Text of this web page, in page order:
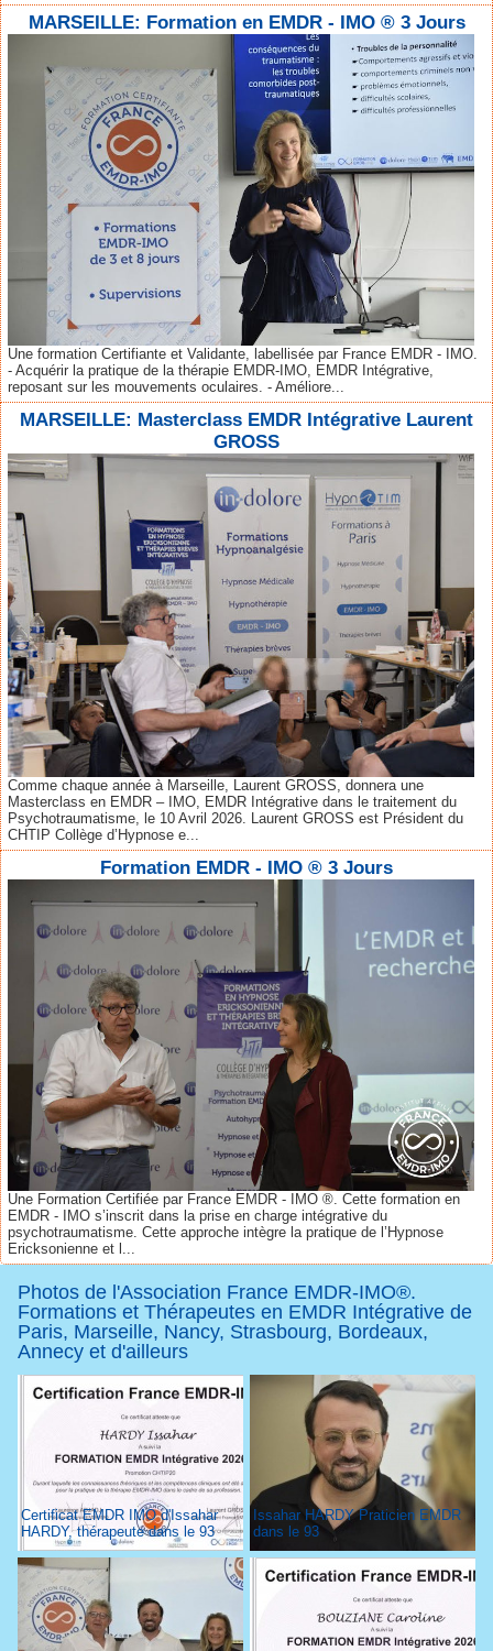
MARSEILLE: Formation en EMDR - IMO ® 3 Jours
Une formation Certifiante et Validante, labellisée par France EMDR - IMO.
- Acquérir la pratique de la thérapie EMDR-IMO, EMDR Intégrative,
reposant sur les mouvements oculaires. - Améliore...
MARSEILLE: Masterclass EMDR Intégrative Laurent
GROSS
Comme chaque année à Marseille, Laurent GROSS, donnera une
Masterclass en EMDR – IMO, EMDR Intégrative dans le traitement du
Psychotraumatisme, le 10 Avril 2026. Laurent GROSS est Président du
CHTIP Collège d’Hypnose e...
Formation EMDR - IMO ® 3 Jours
Une Formation Certifiée par France EMDR - IMO ®. Cette formation en
EMDR - IMO s’inscrit dans la prise en charge intégrative du
psychotraumatisme. Cette approche intègre la pratique de l’Hypnose
Ericksonienne et l...
Photos de l'Association France EMDR-IMO®.
Formations et Thérapeutes en EMDR Intégrative de
Paris, Marseille, Nancy, Strasbourg, Bordeaux,
Annecy et d'ailleurs
Certificat EMDR IMO d'Issahar
HARDY, thérapeute dans le 93
Issahar HARDY Praticien EMDR
dans le 93